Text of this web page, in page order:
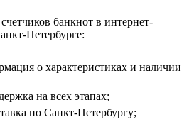
банкнот в интернет-
Петербурге:
о характеристиках и наличии
на всех этапах;
по Санкт-Петербургу;